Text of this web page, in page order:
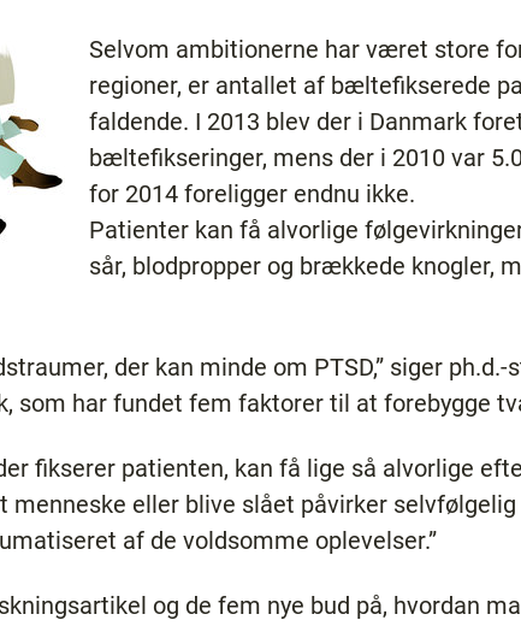
Selvom ambitionerne har været store
regioner, er antallet af bæltefikserede
faldende. I 2013 blev der i Danmark
bæltefikseringer, mens der i 2010 var
for 2014 foreligger endnu ikke.
Patienter kan få alvorlige
sår, blodpropper og brækkede knogler,
der kan minde om PTSD,” siger ph.d.-
som har fundet fem faktorer til at forebygge
fikserer patienten, kan få lige så alvorlige
menneske eller blive slået påvirker
af de voldsomme oplevelser.”
og de fem nye bud på, hvordan